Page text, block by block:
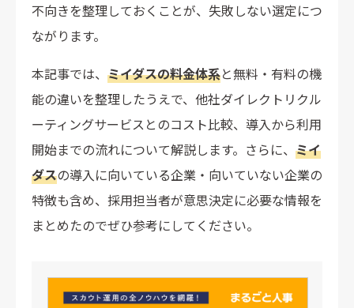
不向きを整理しておくことが、失敗しない選定につ
ながります。
本記事では、 ミイダスの料金体系と無料・有料の機
能の違いを整理したうえで、他社ダイレクトリクル
ーティングサービスとのコスト比較、導入から利用
開始までの流れについて解説します。さらに、 ミイ
ダスの導入に向いている企業・向いていない企業の
特徴も含め、採用担当者が意思決定に必要な情報を
まとめたのでぜひ参考にしてください。